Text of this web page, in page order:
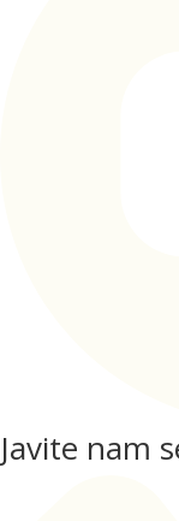
Javite nam